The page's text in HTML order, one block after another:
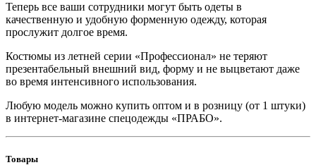
Теперь все ваши сотрудники могут быть одеты в
качественную и удобную форменную одежду, которая
прослужит долгое время.
Костюмы из летней серии «Профессионал» не теряют
презентабельный внешний вид, форму и не выцветают даже
во время интенсивного использования.
Любую модель можно купить оптом и в розницу (от 1 штуки)
в интернет-магазине спецодежды «ПРАБО».
Товары